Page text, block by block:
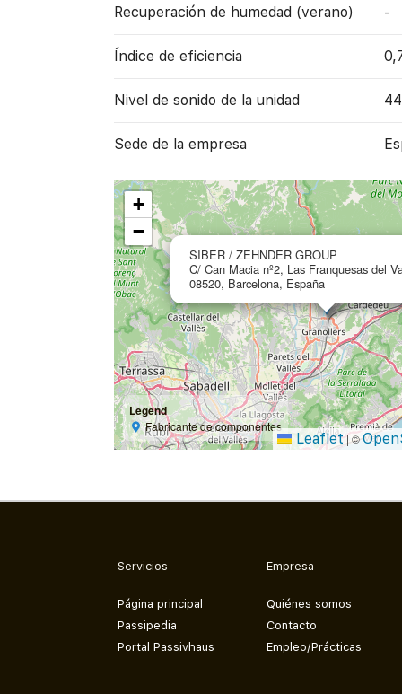
Recuperación de humedad (verano) -
Índice de eficiencia
Nivel de sonido de la unidad
Sede de la empresa
SIBER / ZEHNDER GROUP
C/ Can Macia nº2, Las Franquesas del
08520, Barcelona, España
+
−
Legend
Fabricante de componentes
Leaflet|©
Servicios
Página principal
Passipedia
Portal Passivhaus
Empresa
Quiénes somos
Contacto
Empleo/Prácticas